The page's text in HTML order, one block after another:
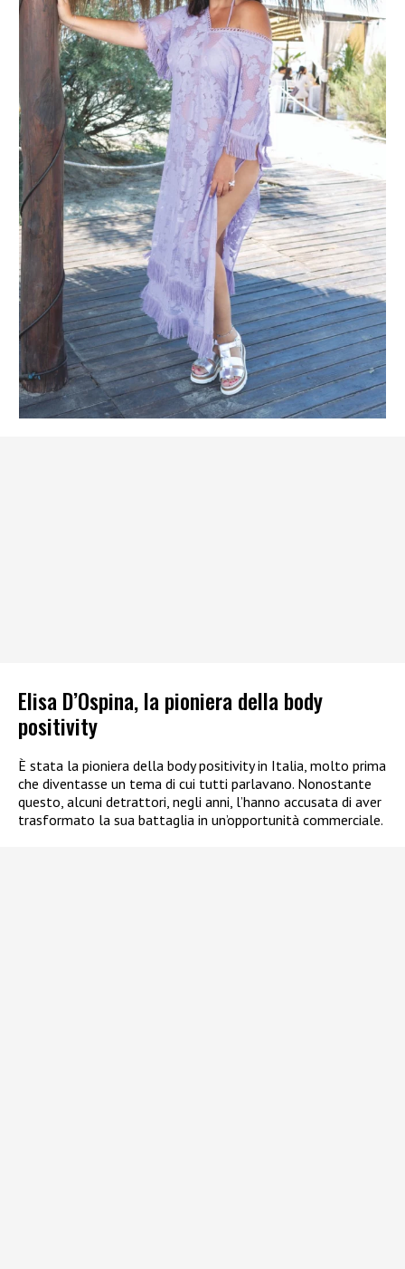
Elisa D’Ospina, la pioniera della body
positivity
È stata la pioniera della body positivity in Italia, molto prima
che diventasse un tema di cui tutti parlavano. Nonostante
questo, alcuni detrattori, negli anni, l’hanno accusata di aver
trasformato la sua battaglia in un’opportunità commerciale.